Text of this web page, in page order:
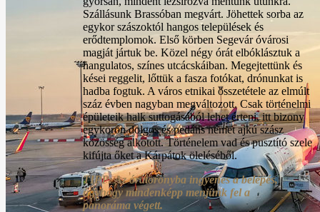
Szállásunk Brassóban megvárt. Jöhettek sorba az
egykor szászoktól hangos települések és
erődtemplomok. Első körben Segevár óvárosi
magját jártuk be. Közel négy órát elbóklásztuk a
hangulatos, színes utcácskáiban. Megejtettünk és
kései reggelit, lőttük a fasza fotókat, drónunkat is
hadba fogtuk. A város etnikai összetétele az elmúlt
száz évben nagyban megváltozott. Csak történelmi
épületeik halk suttogásából lehet érteni, itt bizony
egykoron dolgos és pedáns német ajkú szász
közösség alkotott. Történelem vad és pusztító szele
kifújta őket a Kárpátok öleléséből.
TIPP: Az óratoronyba ingyenes a belépés,
úgyhogy mindenképp menjünk fel a
panoráma végett.